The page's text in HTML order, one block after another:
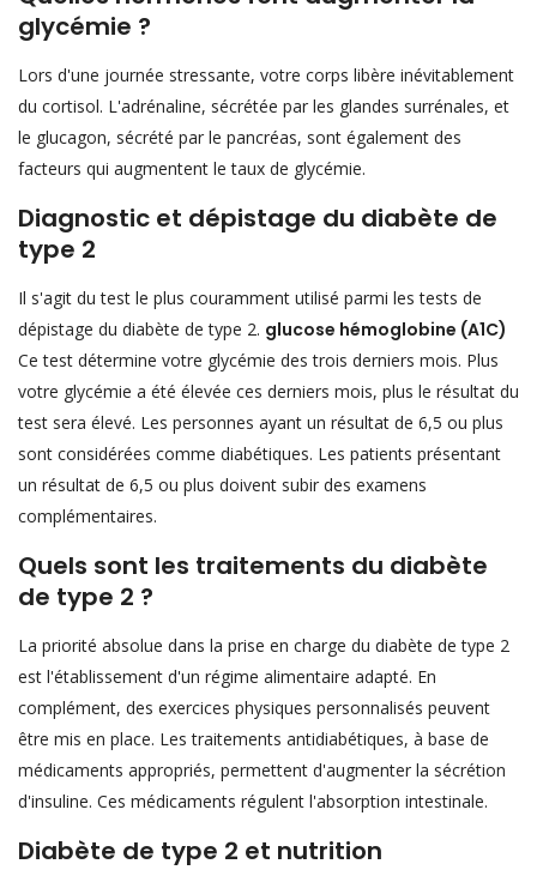
glycémie ?
Lors d'une journée stressante, votre corps libère inévitablement
du cortisol. L'adrénaline, sécrétée par les glandes surrénales, et
le glucagon, sécrété par le pancréas, sont également des
facteurs qui augmentent le taux de glycémie.
Diagnostic et dépistage du diabète de
type 2
Il s'agit du test le plus couramment utilisé parmi les tests de
dépistage du diabète de type 2. glucose hémoglobine (A1C)
Ce test détermine votre glycémie des trois derniers mois. Plus
votre glycémie a été élevée ces derniers mois, plus le résultat du
test sera élevé. Les personnes ayant un résultat de 6,5 ou plus
sont considérées comme diabétiques. Les patients présentant
un résultat de 6,5 ou plus doivent subir des examens
complémentaires.
Quels sont les traitements du diabète
de type 2 ?
La priorité absolue dans la prise en charge du diabète de type 2
est l'établissement d'un régime alimentaire adapté. En
complément, des exercices physiques personnalisés peuvent
être mis en place. Les traitements antidiabétiques, à base de
médicaments appropriés, permettent d'augmenter la sécrétion
d'insuline. Ces médicaments régulent l'absorption intestinale.
Diabète de type 2 et nutrition